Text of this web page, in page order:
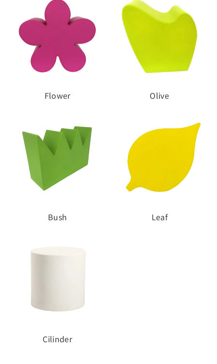
Flower Olive
Bush Leaf
Cilinder
FRP Table
River Must Flow
KUMO
Mother Architecture
Sofas & Bench
Landscapes
Fun & Play
Relax & Lounging